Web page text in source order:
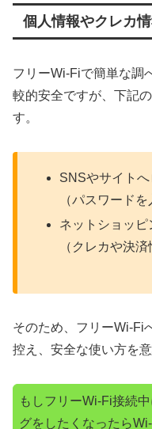
個人情報やクレカ
フリーWi-Fiで簡単な調
較的安全ですが、下記
す。
SNSやサイト
（パスワードを
ネットショッピ
（クレカや決
そのため、フリーWi-Fi
控え、安全な使い方を
もしフリーWi-Fi接続
グをしたくなったら